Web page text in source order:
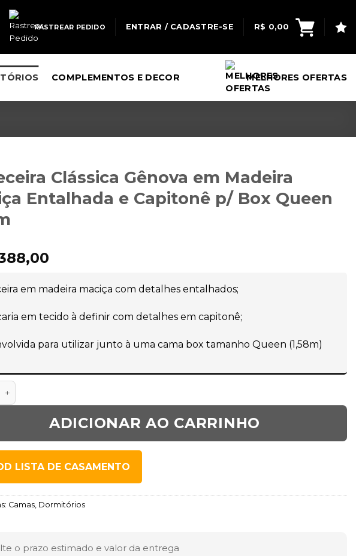
RASTREAR PEDIDO ENTRAR / CADASTRE-SE R$ 0,00
COMPLEMENTOS E DECOR MELHORES OFERTAS
Clássica Gênova em Madeira
Entalhada e Capitonê p/ Box Queen
em madeira maciça com detalhes entalhados;
em tecido à definir com detalhes em capitonê;
para utilizar junto à uma cama box tamanho Queen (1,58m)
ADICIONAR AO CARRINHO
LISTA DE CASAMENTO
Camas, Dormitórios
o prazo estimado e valor da entrega